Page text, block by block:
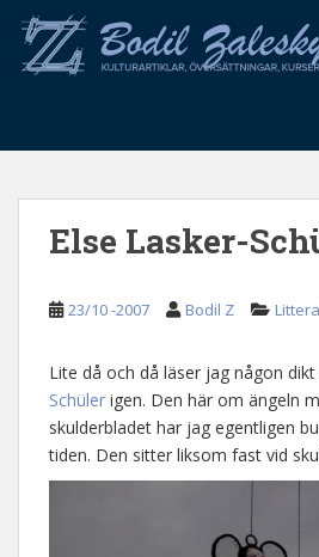
o
Else Lasker-
23/10 -2007 Bodil Z
Lite då och då läser jag någon dikt
Schüler igen. Den här om ängeln
skulderbladet har jag egentligen
tiden. Den sitter liksom fast vid